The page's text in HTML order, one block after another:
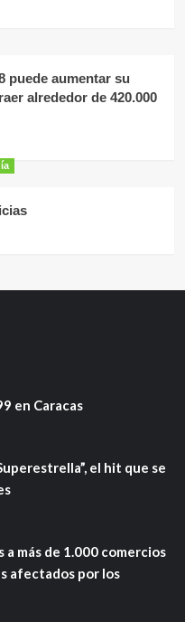
puede aumentar su
alrededor de 420.000
en Caracas
el hit que se
más de 1.000 comercios
afectados por los